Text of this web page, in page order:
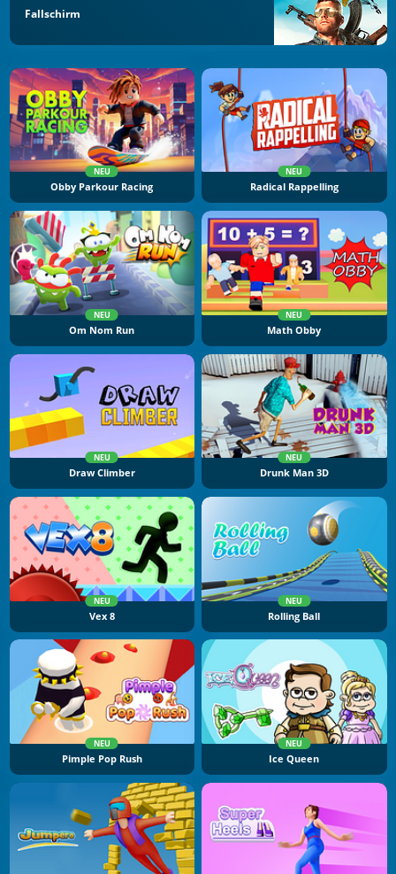
Fallschirm
NEU
Obby Parkour Racing
NEU
Radical Rappelling
NEU
Om Nom Run
NEU
Math Obby
NEU
Draw Climber
NEU
Drunk Man 3D
NEU
Vex 8
NEU
Rolling Ball
NEU
Pimple Pop Rush
NEU
Ice Queen